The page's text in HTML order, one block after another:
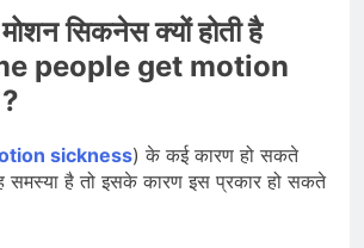
सिकनेस क्यों होती है
people get motion
sickness) के कई कारण हो सकते
है तो इसके कारण इस प्रकार हो सकते